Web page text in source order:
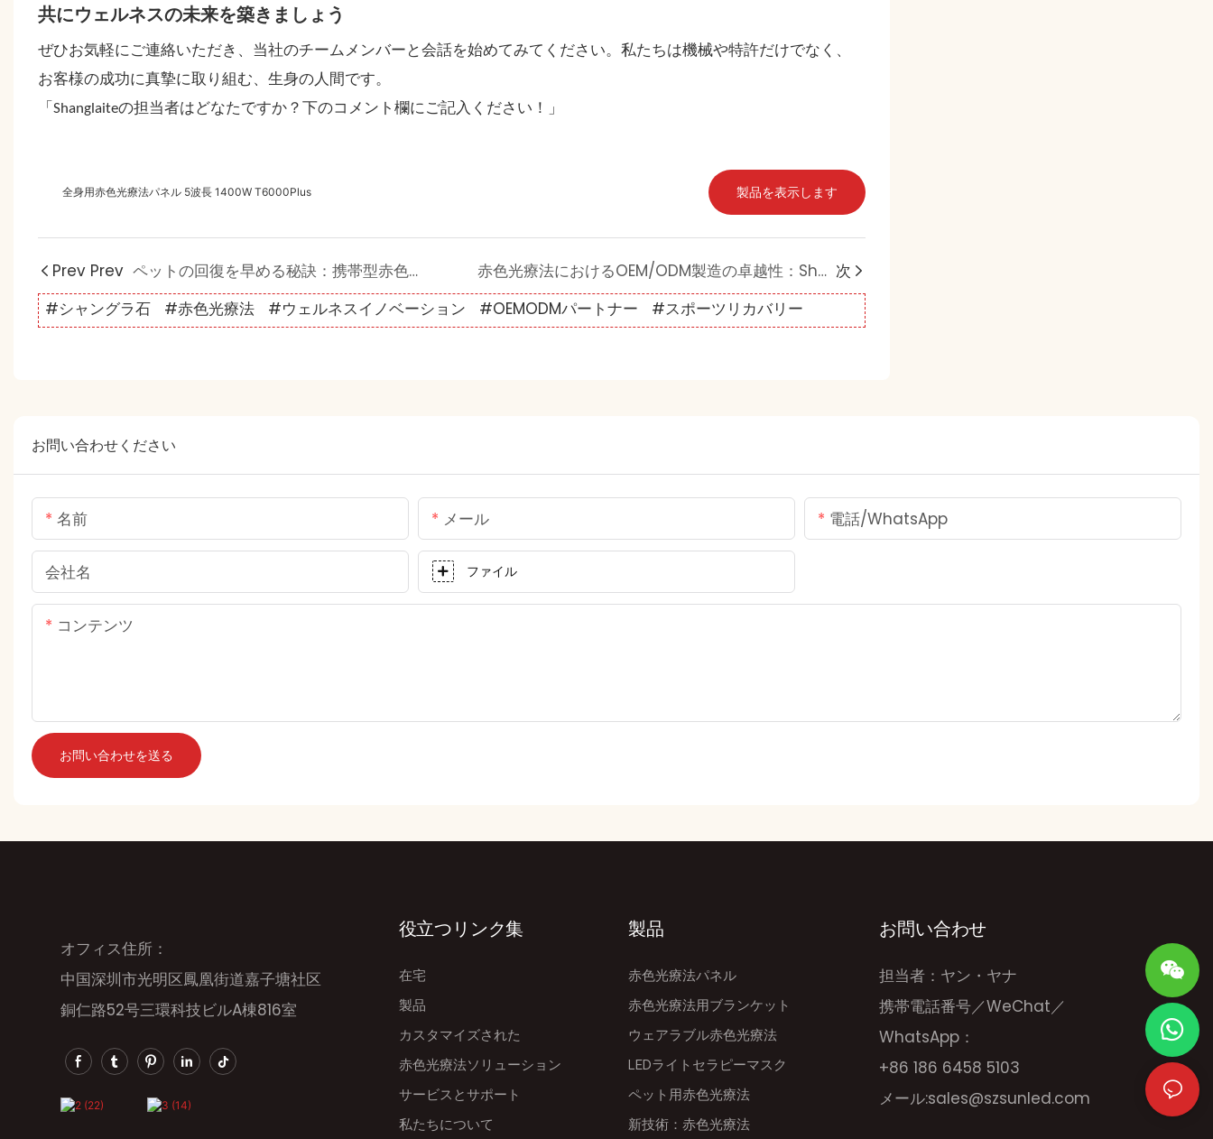
共にウェルネスの未来を築きましょう
ぜひお気軽にご連絡いただき、当社のチームメンバーと会話を始めてみてください。私たちは機械や特許だけでなく、
お客様の成功に真摯に取り組む、生身の人間です。
「Shanglaiteの担当者はどなたですか？下のコメント欄にご記入ください！」
全身用赤色光療法パネル 5波長 1400W T6000Plus 製品を表示します
Prev Prev ペットの回復を早める秘訣：携帯型赤色光療法が筋肉のこわばりを防ぎ、術後の治癒を促進する方法 赤色光療法におけるOEM/ODM製造の卓越性：Shanglaiteが世界のウェルネス産業を支える方法 次
#シャングラ石
#赤色光療法 #ウェルネスイノベーション #OEMODMパートナー #スポーツリカバリー
お問い合わせください
名前 メール 電話/WhatsApp
会社名 ファイル
コンテンツ
お問い合わせを送る
オフィス住所：
中国深圳市光明区鳳凰街道嘉子塘社区
銅仁路52号三環科技ビルA棟816室
役立つリンク集
在宅
製品
カスタマイズされた
赤色光療法ソリューション
サービスとサポート
私たちについて
製品
赤色光療法パネル
赤色光療法用ブランケット
ウェアラブル赤色光療法
LEDライトセラピーマスク
ペット用赤色光療法
新技術：赤色光療法
お問い合わせ
担当者：ヤン・ヤナ
携帯電話番号／WeChat／
WhatsApp：
+86 186 6458 5103
メール:sales@szsunled.com